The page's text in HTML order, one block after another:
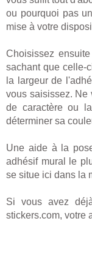
ou pourquoi pas
mise à votre
Choisissez
sachant que celle-
la largeur de
vous saisissez. Ne
de caractère ou
déterminer sa
Une aide à la
adhésif mural le
se situe ici dans la
Si vous avez
stickers.com, votre